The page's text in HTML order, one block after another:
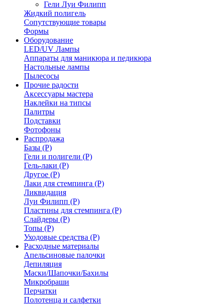
Гели Луи Филипп
Жидкий полигель
Сопутствующие товары
Формы
Оборудование
LED/UV Лампы
Аппараты для маникюра и педикюра
Настольные лампы
Пылесосы
Прочие радости
Аксессуары мастера
Наклейки на типсы
Палитры
Подставки
Фотофоны
Распродажа
Базы (Р)
Гели и полигели (Р)
Гель-лаки (Р)
Другое (Р)
Лаки для стемпинга (Р)
Ликвидация
Луи Филипп (Р)
Пластины для стемпинга (Р)
Слайдеры (Р)
Топы (Р)
Уходовые средства (Р)
Расходные материалы
Апельсиновые палочки
Депиляция
Маски/Шапочки/Бахилы
Микробраши
Перчатки
Полотенца и салфетки